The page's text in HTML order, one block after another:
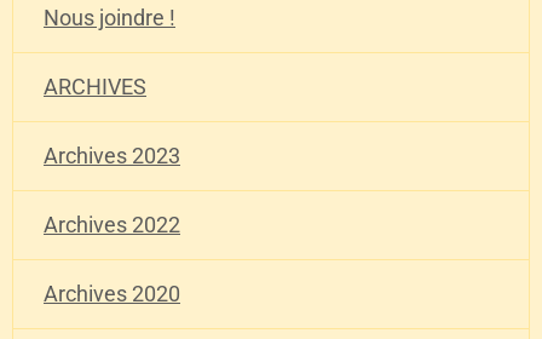
Nous joindre !
ARCHIVES
Archives 2023
Archives 2022
Archives 2020